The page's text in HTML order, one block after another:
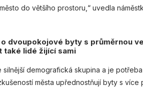
do většího prostoru,“ uvedla
o dvoupokojové byty s průměrnou
také lidé žijící sami
demografická skupina a je
města upřednostňují byty s více